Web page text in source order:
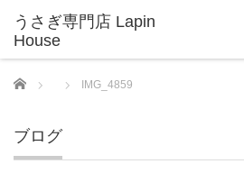
Home IMG_4859
ブログ